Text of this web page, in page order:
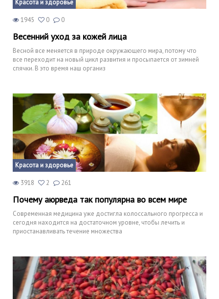
Красота и здоровье
1945 0 0
Весенний уход за кожей лица
Весной все меняется в природе окружающего мира, потому что
все переходит на новый цикл развития и просыпается от зимней
спячки. В это время наш организ
Красота и здоровье
3918 2 261
Почему аюрведа так популярна во всем мире
Современная медицина уже достигла колоссального прогресса и
сегодня находится на достаточном уровне, чтобы лечить и
приостанавливать течение множества